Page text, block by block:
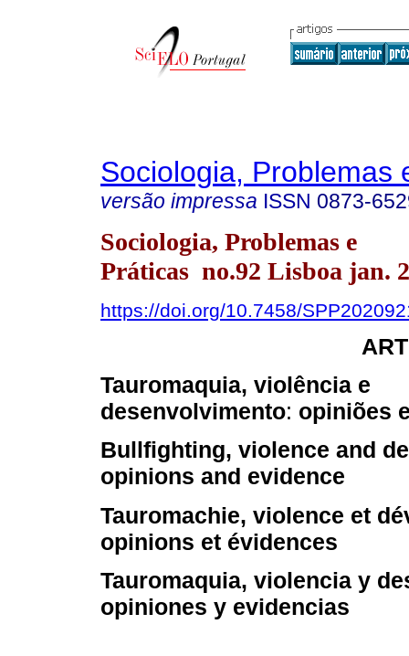
Sociologia, Problemas
versão impressa ISSN 0873-
Sociologia, Problemas e
Práticas no.92 Lisboa jan.
https://doi.org/10.7458/
Tauromaquia, violência e
desenvolvimento: opiniões
Bullfighting, violence and
opinions and evidence
Tauromachie, violence et
opinions et évidences
Tauromaquia, violencia y
opiniones y evidencias